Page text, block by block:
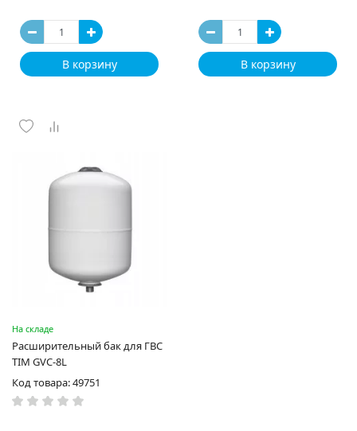
В корзину В корзину
На складе
Расширительный бак для ГВС
TIM GVC-8L
Код товара: 49751